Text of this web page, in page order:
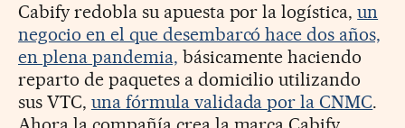
Cabify redobla su apuesta por la logística,un
negocio en el que desembarcó hace dos años,
en plena pandemia, básicamente haciendo
reparto de paquetes a domicilio utilizando
sus VTC, una fórmula validada por la CNMC.